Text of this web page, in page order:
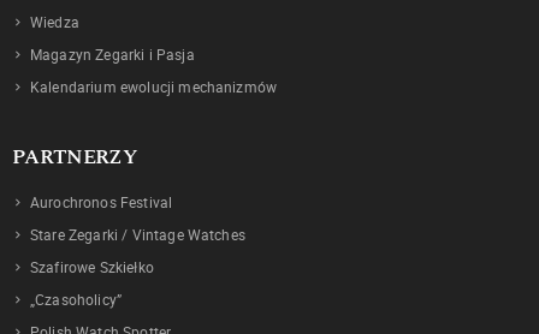
Wiedza
Magazyn Zegarki i Pasja
Kalendarium ewolucji mechanizmów
PARTNERZY
Aurochronos Festival
Stare Zegarki / Vintage Watches
Szafirowe Szkiełko
„Czasoholicy”